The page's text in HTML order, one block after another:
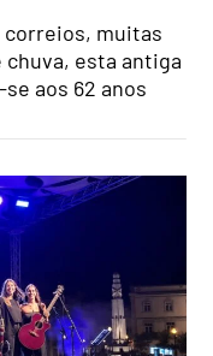
correios, muitas
esta antiga
aos 62 anos